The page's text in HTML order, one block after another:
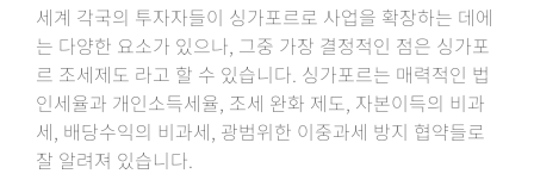
세계 각국의 투자자들이 싱가포르로 사업을 확장하는 데에
는 다양한 요소가 있으나, 그중 가장 결정적인 점은 싱가포
르 조세제도 라고 할 수 있습니다. 싱가포르는 매력적인 법
인세율과 개인소득세율, 조세 완화 제도, 자본이득의 비과
세, 배당수익의 비과세, 광범위한 이중과세 방지 협약들로
잘 알려져 있습니다.